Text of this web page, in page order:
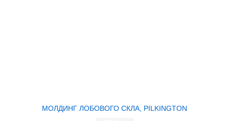
МОЛДИНГ ЛОБОВОГО СКЛА, PILKINGTON